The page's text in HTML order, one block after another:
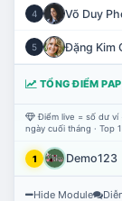
4 Võ Duy
5 Đặng Kim
TỔNG ĐIỂM
Điểm live = số dư ví
ngày cuối tháng · Top
1 Demo123
Hide Module